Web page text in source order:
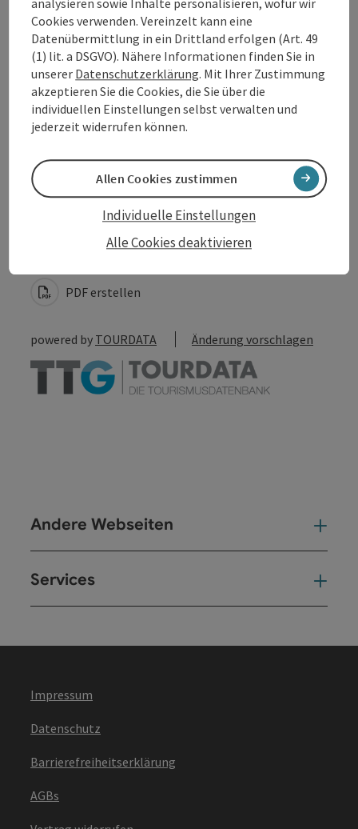
Anreise/Lage
Eignung
Barrierefreiheit
Beitrag merken
zum Merkzettel
PDF erstellen
Beitrag drucken
powered by TOURDATA Änderung vorschlagen
Andere Webseiten
Services
Impressum
Datenschutz
Barrierefreiheitserklärung
AGBs
Cookies verwenden. Vereinzelt kann eine
Datenübermittlung in ein Drittland erfolgen (Art. 49
(1) lit. a DSGVO). Nähere Informationen finden Sie in
unserer Datenschutzerklärung. Mit Ihrer Zustimmung
akzeptieren Sie die Cookies, die Sie über die
individuellen Einstellungen selbst verwalten und
jederzeit widerrufen können.
Alle Cookies deaktivieren
Individuelle Einstellungen
Allen Cookies zustimmen